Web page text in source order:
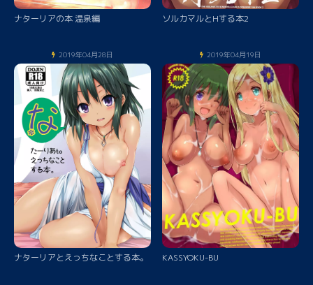
ナターリアの本 温泉編 ソルカマルとHする本2
2019年04月28日
ナターリアとえっちなことする本。
2019年04月19日
KASSYOKU-BU